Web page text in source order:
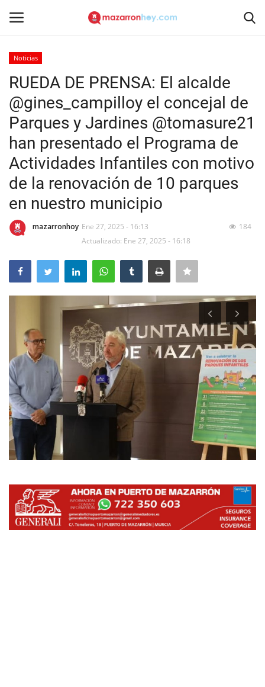
Inicio
Contacto
Noticias
Mazarrón Hoy
Entrevistas
Empresas
Mapa de Mazarrón
Vídeos
Galerías
Contacto
Empresas
Noticias
RUEDA DE PRENSA: El alcalde
@gines_campilloy el concejal de
Parques y Jardines @tomasure21
han presentado el Programa de
Actividades Infantiles con motivo
de la renovación de 10 parques
en nuestro municipio
mazarronhoy Ene 27, 2025 - 16:13
Actualizado: Ene 27, 2025 - 16:18
184